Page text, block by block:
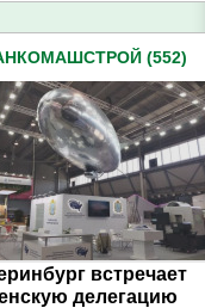
(552)
встречает
делегацию